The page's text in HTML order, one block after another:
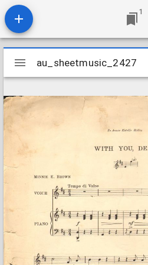
1
Mirador
viewer
au_sheetmusic_2427
au_sheetmusic_2427